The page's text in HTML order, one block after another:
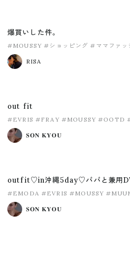
爆買いした件。
#MOUSSY #ショッピング #ママファッ
RISA
out fit
#EVRIS #FRAY #MOUSSY #OOTD
𝐒𝐎𝐍 𝐊𝐘𝐎𝐔
outfit♡in沖縄5day♡パパと兼用
#EMODA #EVRIS #MOUSSY
#lackofcolor
𝐒𝐎𝐍 𝐊𝐘𝐎𝐔